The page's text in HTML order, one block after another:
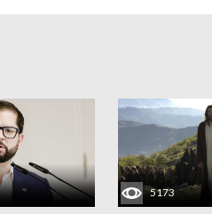
5173